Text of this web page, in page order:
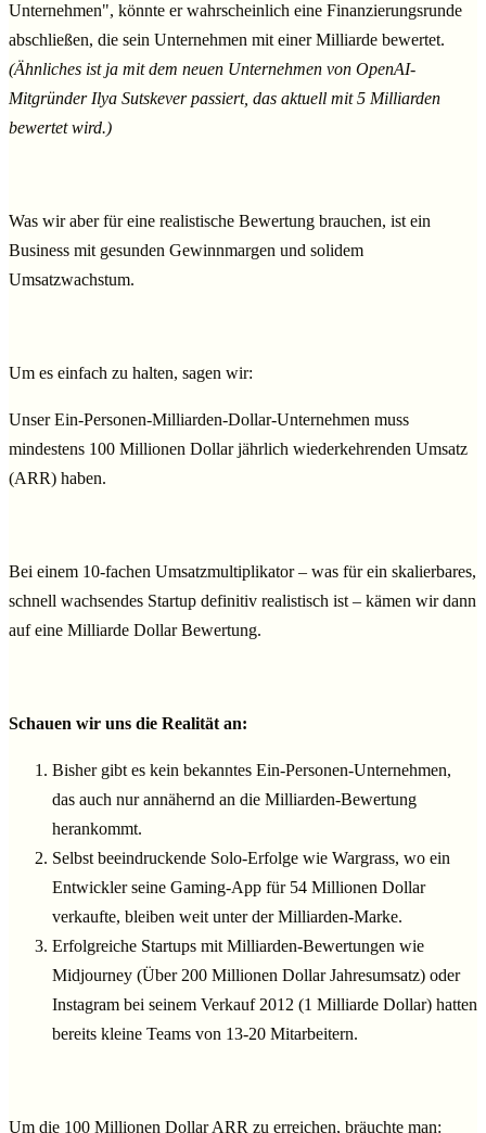
Unternehmen", könnte er wahrscheinlich eine Finanzierungsrunde
abschließen, die sein Unternehmen mit einer Milliarde bewertet.
(Ähnliches ist ja mit dem neuen Unternehmen von OpenAI-
Mitgründer Ilya Sutskever passiert, das aktuell mit 5 Milliarden
bewertet wird.)
Was wir aber für eine realistische Bewertung brauchen, ist ein
Business mit gesunden Gewinnmargen und solidem
Umsatzwachstum.
Um es einfach zu halten, sagen wir:
Unser Ein-Personen-Milliarden-Dollar-Unternehmen muss
mindestens 100 Millionen Dollar jährlich wiederkehrenden Umsatz
(ARR) haben.
Bei einem 10-fachen Umsatzmultiplikator – was für ein skalierbares,
schnell wachsendes Startup definitiv realistisch ist – kämen wir dann
auf eine Milliarde Dollar Bewertung.
Schauen wir uns die Realität an:
Bisher gibt es kein bekanntes Ein-Personen-Unternehmen,
das auch nur annähernd an die Milliarden-Bewertung
herankommt.
Selbst beeindruckende Solo-Erfolge wie Wargrass, wo ein
Entwickler seine Gaming-App für 54 Millionen Dollar
verkaufte, bleiben weit unter der Milliarden-Marke.
Erfolgreiche Startups mit Milliarden-Bewertungen wie
Midjourney (Über 200 Millionen Dollar Jahresumsatz) oder
Instagram bei seinem Verkauf 2012 (1 Milliarde Dollar) hatten
bereits kleine Teams von 13-20 Mitarbeitern.
Um die 100 Millionen Dollar ARR zu erreichen, bräuchte man: